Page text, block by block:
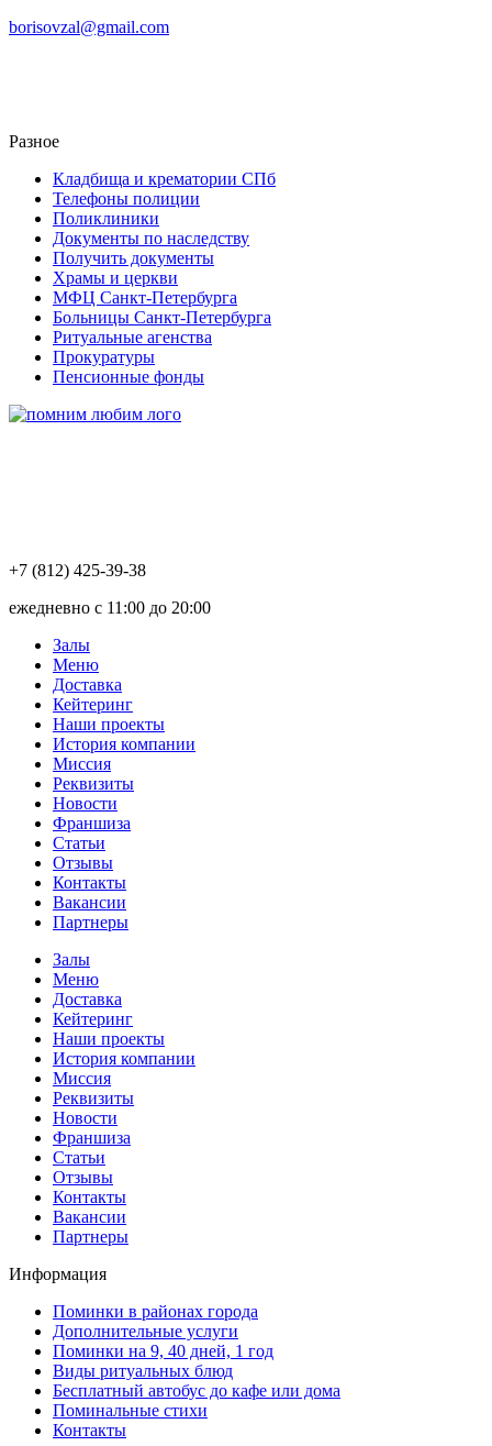
borisovzal@gmail.com
Разное
Кладбища и крематории СПб
Телефоны полиции
Поликлиники
Документы по наследству
Получить документы
Храмы и церкви
МФЦ Санкт-Петербурга
Больницы Санкт-Петербурга
Ритуальные агенства
Прокуратуры
Пенсионные фонды
+7 (812) 425-39-38
ежедневно с 11:00 до 20:00
Залы
Меню
Доставка
Кейтеринг
Наши проекты
История компании
Миссия
Реквизиты
Новости
Франшиза
Статьи
Отзывы
Контакты
Вакансии
Партнеры
Залы
Меню
Доставка
Кейтеринг
Наши проекты
История компании
Миссия
Реквизиты
Новости
Франшиза
Статьи
Отзывы
Контакты
Вакансии
Партнеры
Информация
Поминки в районах города
Дополнительные услуги
Поминки на 9, 40 дней, 1 год
Виды ритуальных блюд
Бесплатный автобус до кафе или дома
Поминальные стихи
Контакты